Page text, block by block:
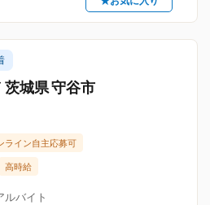
茨城県 守谷市
ライン自主応募可
高時給
ルバイト